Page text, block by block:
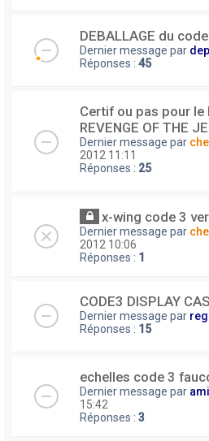
DEBALLAGE du
Dernier message par
Réponses : 45
Certif ou pas pour
REVENGE OF THE
Dernier message par
2012 11:11
Réponses : 25
x-wing code 3
Dernier message par
2012 10:06
Réponses : 1
CODE3 DISPLAY
Dernier message par
Réponses : 15
echelles code 3
Dernier message par
15:42
Réponses : 3